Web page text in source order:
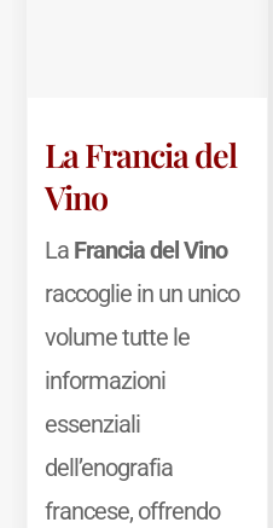
La Francia del
Vino
La Francia del Vino
raccoglie in un unico
volume tutte le
informazioni
essenziali
dell’enografia
francese, offrendo